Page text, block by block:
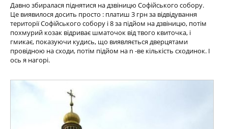
Давно збиралася піднятися на дзвіницю Софійського собору.
Це виявилося досить просто : платиш 3 грн за відвідування
території Софійського собору і 8 за підйом на дзвіницю, потім
похмурий козак відриває шматочок від твого квиточка, і
гмикає, показуючи кудись, що виявляється дверцятами
провідною на сходи, потім підйом на n -ве кількість сходинок. І
ось я нагорі.